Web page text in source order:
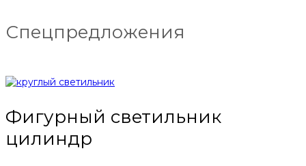
Спецпредложения
Фигурный светильник
цилиндр